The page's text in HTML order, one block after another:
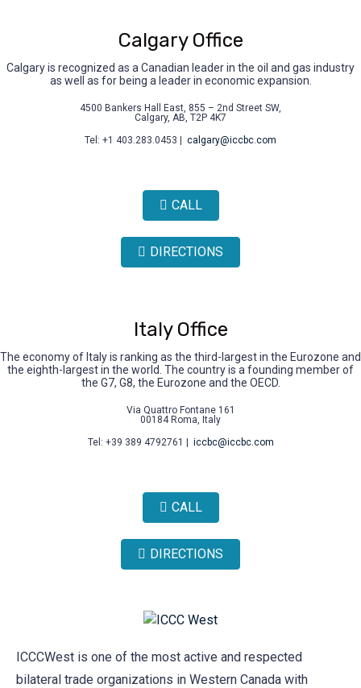
Calgary Office
Calgary is recognized as a Canadian leader in the oil and gas industry
as well as for being a leader in economic expansion.
4500 Bankers Hall East, 855 – 2nd Street SW,
Calgary, AB, T2P 4K7
Tel: +1 403.283.0453 |
calgary@iccbc.com
CALL
DIRECTIONS
Italy Office
The economy of Italy is ranking as the third-largest in the Eurozone and
the eighth-largest in the world. The country is a founding member of
the G7, G8, the Eurozone and the OECD.
Via Quattro Fontane 161
00184 Roma, Italy
Tel: +39 389 4792761 |
iccbc@iccbc.com
CALL
DIRECTIONS
ICCCWest is one of the most active and respected
bilateral trade organizations in Western Canada with